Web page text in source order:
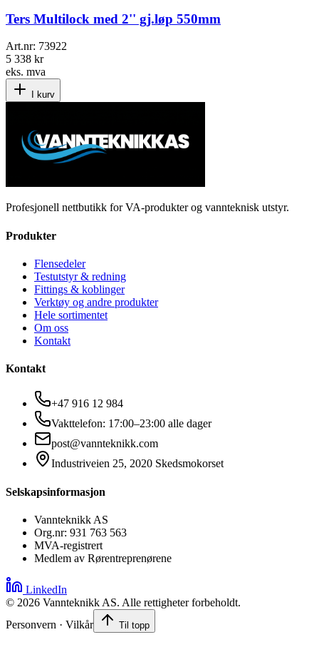
Ters Multilock med 2'' gj.løp 550mm
Art.nr: 73922
5 338 kr
eks. mva
I kurv
Profesjonell nettbutikk for VA-produkter og vannteknisk utstyr.
Produkter
Flensedeler
Testutstyr & redning
Fittings & koblinger
Verktøy og andre produkter
Hele sortimentet
Om oss
Kontakt
Kontakt
+47 916 12 984
Vakttelefon: 17:00–23:00 alle dager
post@vannteknikk.com
Industriveien 25, 2020 Skedsmokorset
Selskapsinformasjon
Vannteknikk AS
Org.nr: 931 763 563
MVA-registrert
Medlem av Rørentreprenørene
LinkedIn
© 2026 Vannteknikk AS. Alle rettigheter forbeholdt.
Personvern · Vilkår
Til topp